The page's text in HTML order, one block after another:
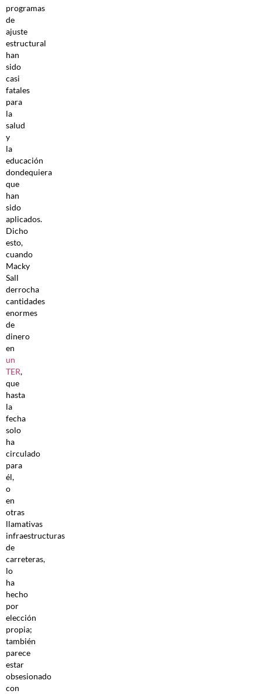
programas
de
ajuste
estructural
han
sido
casi
fatales
para
la
salud
y
la
educación
dondequiera
que
han
sido
aplicados.
Dicho
esto,
cuando
Macky
Sall
derrocha
cantidades
enormes
de
dinero
en
un
TER,
que
hasta
la
fecha
solo
ha
circulado
para
él,
o
en
otras
llamativas
infraestructuras
de
carreteras,
lo
ha
hecho
por
elección
propia;
también
parece
estar
obsesionado
con